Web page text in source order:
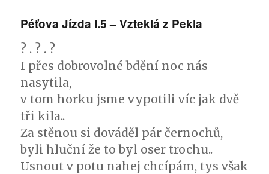
Péťova Jízda I.5 – Vzteklá z Pekla
? . ? . ?
I přes dobrovolné bdění noc nás
nasytila,
v tom horku jsme vypotili víc jak dvě
tři kila..
Za stěnou si dováděl pár černochů,
byli hluční že to byl oser trochu..
Usnout v potu nahej chcípám, tys však